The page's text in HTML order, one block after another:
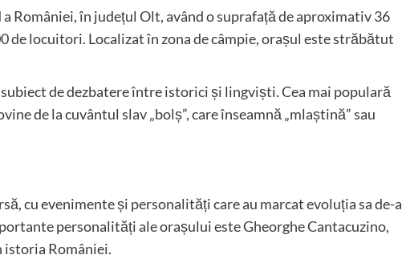
României, în județul Olt, având o suprafață de aproximativ 36
de locuitori. Localizat în zona de câmpie, orașul este străbătut
de dezbatere între istorici și lingviști. Cea mai populară
de la cuvântul slav „bolș”, care înseamnă „mlaștină” sau
cu evenimente și personalități care au marcat evoluția sa de-a
personalități ale orașului este Gheorghe Cantacuzino,
istoria României.